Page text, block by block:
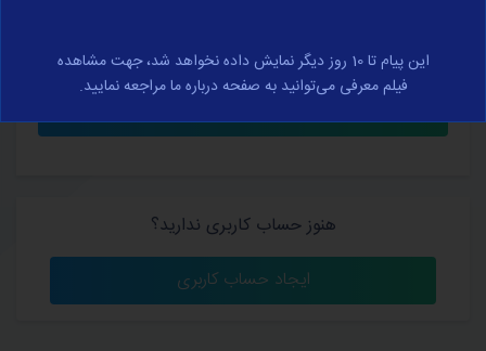
هنوز حساب کاربری ندارید؟
ایجاد حساب کاربری
این پیام تا 10 روز دیگر نمایش داده نخواهد شد، جهت مشاهده
فیلم معرفی می‌توانید به صفحه درباره ما مراجعه نمایید.